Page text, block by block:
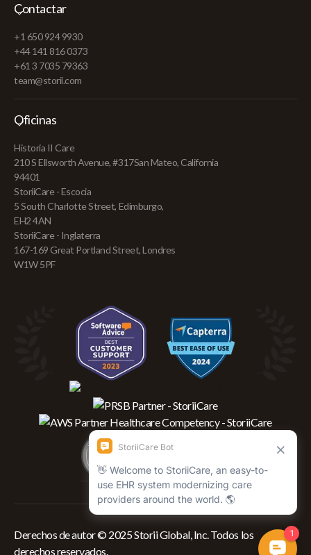
Contactar
+1 650 924 9930
+44 141 816 0373
+61 3 7035 79363
team@storii.com
Oficinas
Historia II Care
210 S Ellsworth Avenue, #317San Mateo, California
94401
StoriiCare - Escocia
5 South Charlotte Street, Edimburgo,
EH2 4AN
StoriiCare - Inglaterra
167-169 Great Portland Street, Londres
W1W 5PF
Derechos de autor © 2025 Storii Global, Inc. Todos los
derechos reservados.